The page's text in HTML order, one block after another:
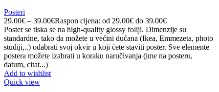
Posteri
29.00€ – 39.00€Raspon cijena: od 29.00€ do 39.00€
Poster se tiska se na high-quality glossy foliji. Dimenzije su
standardne, tako da možete u većini dućana (Ikea, Emmezeta, photo
studiji,..) odabrati svoj okvir u koji ćete staviti poster. Sve elemente
postera možete izabrati u koraku naručivanja (ime na posteru,
datum, citat...)
Add to wishlist
Quick view